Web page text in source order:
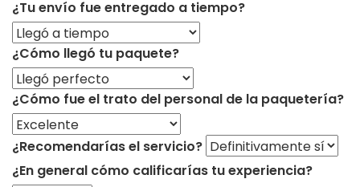
¿Tu envío fue entregado a tiempo?
¿Cómo llegó tu paquete?
¿Cómo fue el trato del personal de la paquetería?
¿Recomendarías el servicio?
¿En general cómo calificarías tu experiencia?